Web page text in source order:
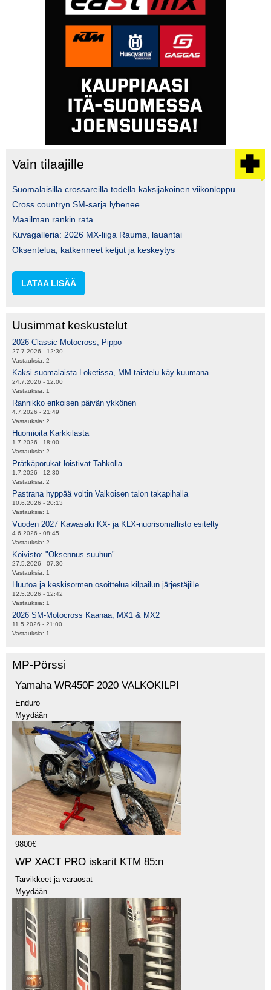
Vain tilaajille
Suomalaisilla crossareilla todella kaksijakoinen viikonloppu
Cross countryn SM-sarja lyhenee
Maailman rankin rata
Kuvagalleria: 2026 MX-liiga Rauma, lauantai
Oksentelua, katkenneet ketjut ja keskeytys
LATAA LISÄÄ
Uusimmat keskustelut
2026 Classic Motocross, Pippo
27.7.2026 - 12:30
Vastauksia: 2
Kaksi suomalaista Loketissa, MM-taistelu käy kuumana
24.7.2026 - 12:00
Vastauksia: 1
Rannikko erikoisen päivän ykkönen
4.7.2026 - 21:49
Vastauksia: 2
Huomioita Karkkilasta
1.7.2026 - 18:00
Vastauksia: 2
Prätkäporukat loistivat Tahkolla
1.7.2026 - 12:30
Vastauksia: 2
Pastrana hyppää voltin Valkoisen talon takapihalla
10.6.2026 - 20:13
Vastauksia: 1
Vuoden 2027 Kawasaki KX- ja KLX-nuorisomallisto esitelty
4.6.2026 - 08:45
Vastauksia: 2
Koivisto: "Oksennus suuhun"
27.5.2026 - 07:30
Vastauksia: 1
Huutoa ja keskisormen osoittelua kilpailun järjestäjille
12.5.2026 - 12:42
Vastauksia: 1
2026 SM-Motocross Kaanaa, MX1 & MX2
11.5.2026 - 21:00
Vastauksia: 1
MP-Pörssi
Yamaha WR450F 2020 VALKOKILPI
Enduro
Myydään
9800€
WP XACT PRO iskarit KTM 85:n
Tarvikkeet ja varaosat
Myydään